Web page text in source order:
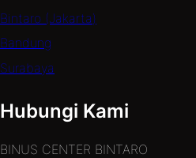
Bintaro (Jakarta)
Bandung
Surabaya
Hubungi Kami
BINUS CENTER BINTARO